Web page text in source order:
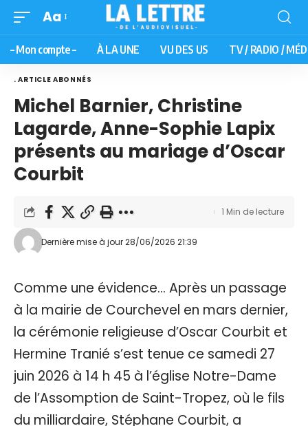
Aa
– Mon compte – À LA UNE VU DES US TV / RADIO /
. ARTICLE ABONNÉS
Michel Barnier, Christine
Lagarde, Anne-Sophie Lapix
présents au mariage d’Oscar
Courbit
Dernière mise à jour 28/06/2026 21:39
1 Min de lecture
Comme une évidence… Après un passage
à la mairie de Courchevel en mars dernier,
la cérémonie religieuse d’Oscar Courbit et
Hermine Tranié s’est tenue ce samedi 27
juin 2026 à 14 h 45 à l’église Notre-Dame
de l’Assomption de Saint-Tropez, où le fils
du milliardaire, Stéphane Courbit, a